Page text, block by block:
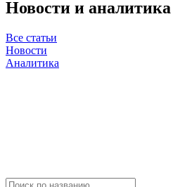
Новости и аналитика
Все статьи
Новости
Аналитика